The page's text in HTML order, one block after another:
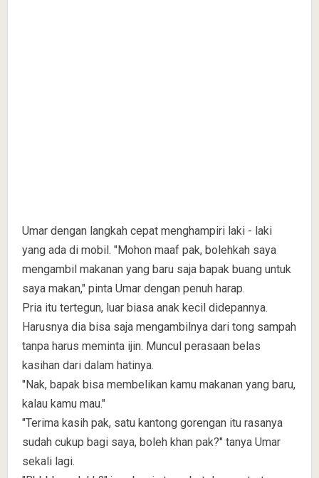
Umar dengan langkah cepat menghampiri laki - laki
yang ada di mobil. "Mohon maaf pak, bolehkah saya
mengambil makanan yang baru saja bapak buang untuk
saya makan," pinta Umar dengan penuh harap.
Pria itu tertegun, luar biasa anak kecil didepannya.
Harusnya dia bisa saja mengambilnya dari tong sampah
tanpa harus meminta ijin. Muncul perasaan belas
kasihan dari dalam hatinya.
"Nak, bapak bisa membelikan kamu makanan yang baru,
kalau kamu mau."
"Terima kasih pak, satu kantong gorengan itu rasanya
sudah cukup bagi saya, boleh khan pak?" tanya Umar
sekali lagi.